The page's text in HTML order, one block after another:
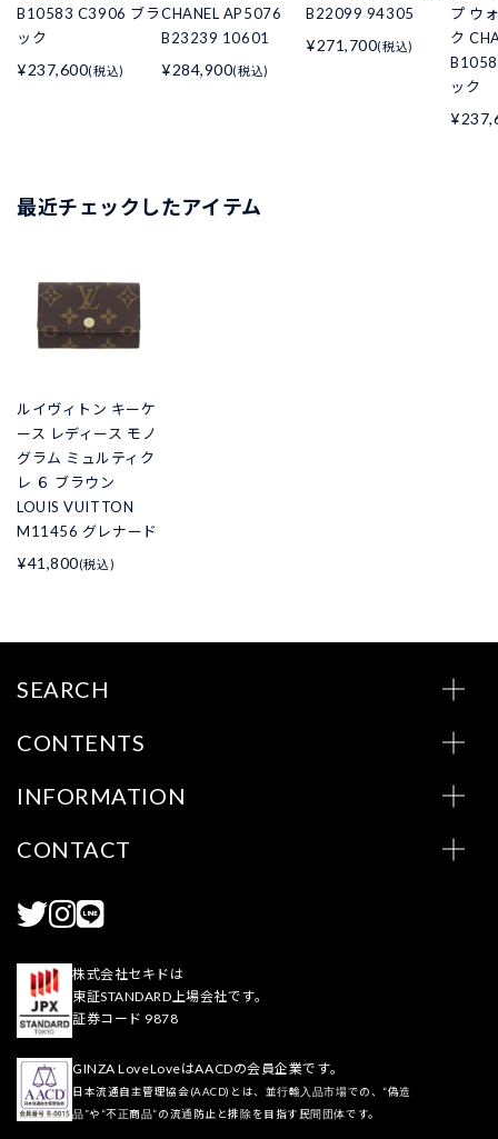
B10583 C3906 ブラ
ック
¥237,600(税込)
CHANEL AP5076
B23239 10601
¥284,900(税込)
B22099 94305
¥271,700(税込)
プ ウ
ク
ック
最近チェックしたアイテム
ルイヴィトン キーケ
ース レディース モノ
グラム ミュルティク
レ ６ ブラウン
LOUIS VUITTON
M11456 グレナード
¥41,800(税込)
SEARCH
CONTENTS
INFORMATION
CONTACT
株式会社セキドは
東証STANDARD上場会社です。
証券コード 9878
GINZA LoveLoveはAACDの会員企業です。
日本流通自主管理協会(AACD)とは、並行輸入品市場での、“偽造
品”や“不正商品”の流通防止と排除を目指す民間団体です。